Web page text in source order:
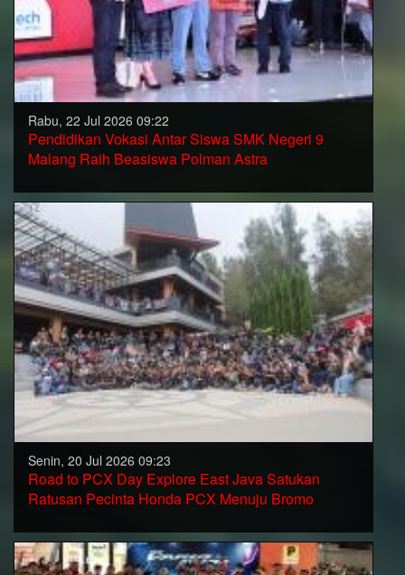
Rabu, 22 Jul 2026 09:22
Pendidikan Vokasi Antar Siswa SMK Negeri 9
Malang Raih Beasiswa Polman Astra
Senin, 20 Jul 2026 09:23
Road to PCX Day Explore East Java Satukan
Ratusan Pecinta Honda PCX Menuju Bromo